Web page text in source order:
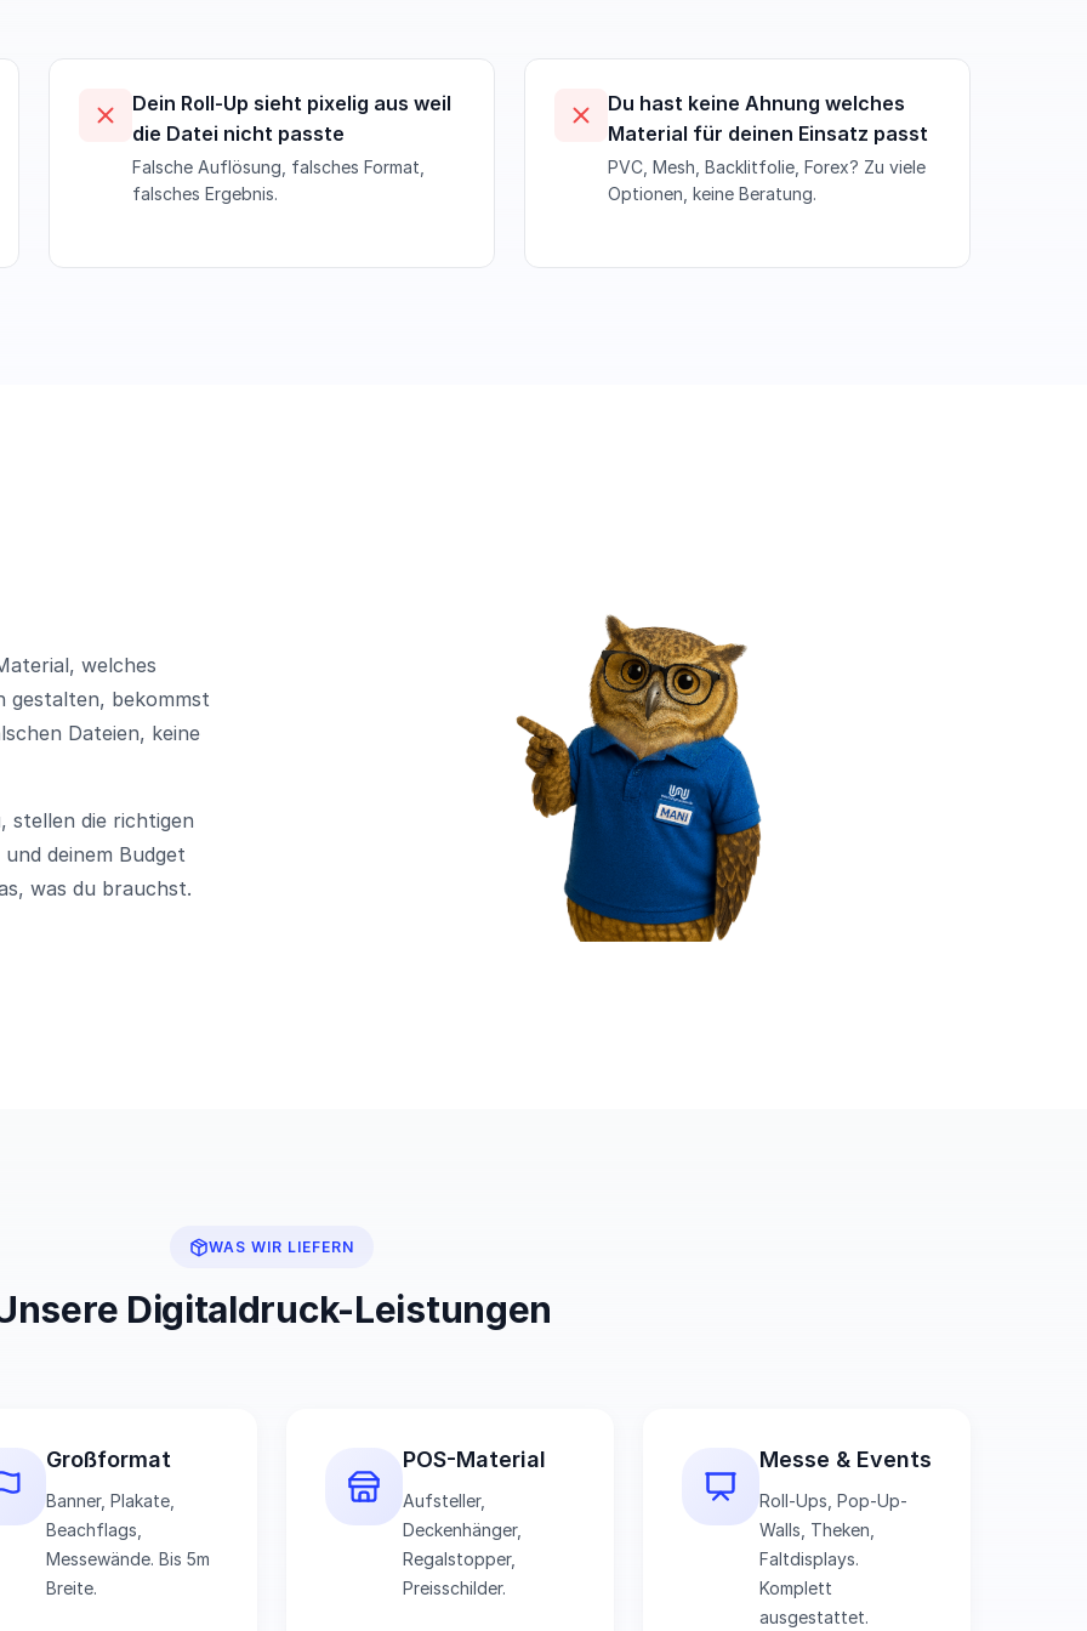
Dein Roll-Up sieht pixelig aus weil
die Datei nicht passte
Falsche Auflösung, falsches Format,
falsches Ergebnis.
Du hast keine Ahnung welches
Material für deinen Einsatz passt
PVC, Mesh, Backlitfolie, Forex? Zu viele
Optionen, keine Beratung.
welches
gestalten, bekommst
Dateien, keine
stellen die richtigen
deinem Budget
was du brauchst.
WAS WIR LIEFERN
Digitaldruck-Leistungen
Großformat
Banner, Plakate,
Beachflags,
Messewände. Bis 5m
Breite.
POS-Material
Aufsteller,
Deckenhänger,
Regalstopper,
Preisschilder.
Messe & Events
Roll-Ups, Pop-Up-
Walls, Theken,
Faltdisplays.
Komplett
ausgestattet.